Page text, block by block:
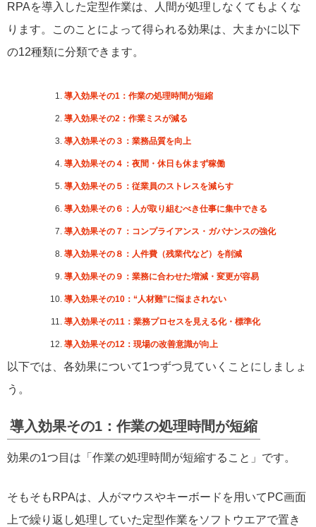
RPAを導入した定型作業は、人間が処理しなくてもよくな
ります。このことによって得られる効果は、大まかに以下
の12種類に分類できます。
導入効果その1：作業の処理時間が短縮
導入効果その2：作業ミスが減る
導入効果その３：業務品質を向上
導入効果その４：夜間・休日も休まず稼働
導入効果その５：従業員のストレスを減らす
導入効果その６：人が取り組むべき仕事に集中できる
導入効果その７：コンプライアンス・ガバナンスの強化
導入効果その８：人件費（残業代など）を削減
導入効果その９：業務に合わせた増減・変更が容易
導入効果その10：“人材難”に悩まされない
導入効果その11：業務プロセスを見える化・標準化
導入効果その12：現場の改善意識が向上
以下では、各効果について1つずつ見ていくことにしましょ
う。
導入効果その1：作業の処理時間が短縮
効果の1つ目は「作業の処理時間が短縮すること」です。
そもそもRPAは、人がマウスやキーボードを用いてPC画面
上で繰り返し処理していた定型作業をソフトウエアで置き